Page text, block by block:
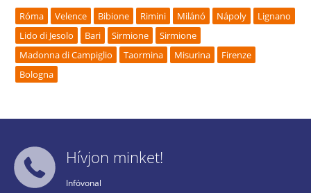
Róma Velence Bibione Rimini Milánó Nápoly
Lignano
Lido di Jesolo
Bari Sirmione
Sirmione
Madonna di Campiglio
Taormina Misurina
Firenze
Bologna
Hívjon minket!
Infóvonal